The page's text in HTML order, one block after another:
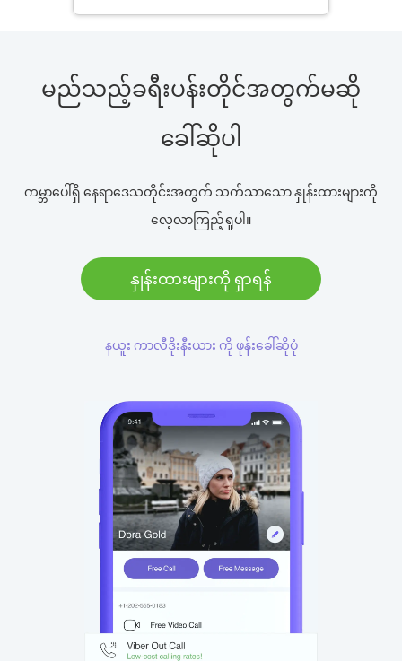
မည်သည့်ခရီးပန်းတိုင်အတွက်မဆို
ခေါ်ဆိုပါ
ကမ္ဘာပေါ်ရှိ နေရာဒေသတိုင်းအတွက် သက်သာသော နှုန်းထားများကို
လေ့လာကြည့်ရှုပါ။
နှုန်းထားများကို ရှာရန်
နယူး ကာလီဒိုးနီးယား ကို ဖုန်းခေါ်ဆိုပုံ